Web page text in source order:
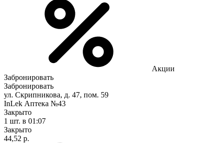
Акции
Забронировать
Забронировать
ул. Скрипникова, д. 47, пом. 59
InLek Аптека №43
Закрыто
1 шт. в 01:07
Закрыто
44,52 р.